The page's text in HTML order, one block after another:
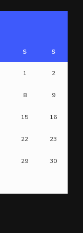
S S
1 2
8 9
15 16
22 23
29 30